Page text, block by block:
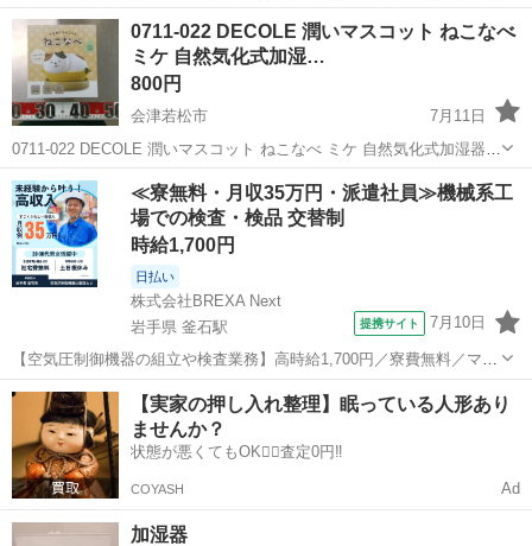
ズ、落としきれない汚れなどございます ・詳細は現地でご確認くださ
い ・お値引きは出来かねますのでご了承願います ※中古品のた...
福島 郡山市 現地
0711-022 DECOLE 潤いマスコット ねこなべ
ミケ 自然気化式加湿…
800円
会津若松市
7月11日
0711-022 DECOLE 潤いマスコット ねこなべ ミケ 自然気化式加湿器
AG-43232 【状態】 ・使用に伴う多少のスレ、キズ、落としきれない
汚れなどございます ・詳細は現地でご確認ください ・お...
福島 会津若松市 季節、空調家電 現地
≪寮無料・月収35万円・派遣社員≫機械系工
場での検査・検品 交替制
時給1,700円
日払い
株式会社BREXA Next
岩手県 釜石駅
提携サイト 7月10日
【空気圧制御機器の組立や検査業務】高時給1,700円／寮費無料／マイ
カー通勤OK＆工場敷地内に無料駐車場あり 人気の工場のお仕事 ◇空
気圧制御機器（シリンダ、バルブ等）の製造・組立、検査、梱包、入
出荷業務◇ ＊大手メーカー...
岩手 釜石市 釜石駅 その他
【実家の押し入れ整理】眠っている人形あり
ませんか？
状態が悪くてもOK🙆‍♀️査定0円‼️
COYASH Ad
加湿器